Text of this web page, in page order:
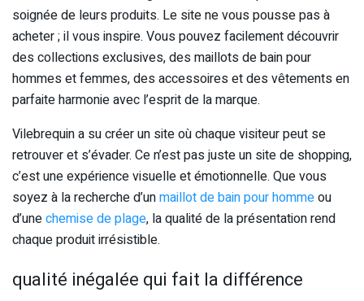
soignée de leurs produits. Le site ne vous pousse pas à
acheter ; il vous inspire. Vous pouvez facilement découvrir
des collections exclusives, des maillots de bain pour
hommes et femmes, des accessoires et des vêtements en
parfaite harmonie avec l’esprit de la marque.
Vilebrequin a su créer un site où chaque visiteur peut se
retrouver et s’évader. Ce n’est pas juste un site de shopping,
c’est une expérience visuelle et émotionnelle. Que vous
soyez à la recherche d’unmaillot de bain pour hommeou
d’unechemise de plage, la qualité de la présentation rend
chaque produit irrésistible.
qualité inégalée qui fait la différence